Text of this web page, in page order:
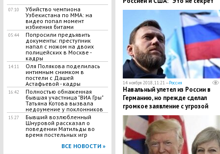
07:10
Убийство чемпиона
Узбекистана по MMA: на
видео попал момент
избиения битами
05:44
Попросили предъявить
документы: преступник
напал с ножом на двоих
полицейских в Москве -
кадры
14:11
Оля Полякова поделилась
интимным снимком в
постели с Дашей
Астафьевой - кадры
16:42
Полностью обнаженная
бывшая участница "ВИА Гры"
Татьяна Котова вызвала
недоумение у поклонников
15:27
Бывший возлюбленный
Шнуровой рассказал о
поведении Матильды во
время постельных игр
ВСЕ НОВОСТИ »
14 ноября 2018, 11:21 —Россия
Навальный улетел из России в
Германию, но прежде сделал
громкое заявление с угрозой